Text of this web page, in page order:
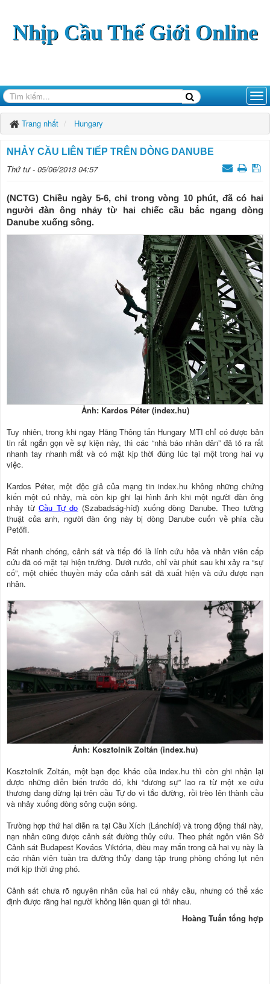
Nhịp Cầu Thế Giới Online
Trang nhất Hungary
NHẢY CẦU LIÊN TIẾP TRÊN DÒNG DANUBE
Thứ tư - 05/06/2013 04:57
(NCTG) Chiều ngày 5-6, chỉ trong vòng 10 phút, đã có hai
người đàn ông nhảy từ hai chiếc cầu bắc ngang dòng
Danube xuống sông.
Ảnh: Kardos Péter (index.hu)
Tuy nhiên, trong khi ngay Hãng Thông tấn Hungary MTI chỉ có được bản
tin rất ngắn gọn về sự kiện này, thì các “nhà báo nhân dân” đã tỏ ra rất
nhanh tay nhanh mắt và có mặt kịp thời đúng lúc tại một trong hai vụ
việc.
Kardos Péter, một độc giả của mạng tin index.hu không những chứng
kiến một cú nhảy, mà còn kịp ghi lại hình ảnh khi một người đàn ông
nhảy từCầu Tự do (Szabadság-híd) xuống dòng Danube. Theo tường
thuật của anh, người đàn ông này bị dòng Danube cuốn về phía cầu
Petőfi.
Rất nhanh chóng, cảnh sát và tiếp đó là lính cứu hỏa và nhân viên cấp
cứu đã có mặt tại hiện trường. Dưới nước, chỉ vài phút sau khi xảy ra “sự
cố”, một chiếc thuyền máy của cảnh sát đã xuất hiện và cứu được nạn
nhân.
Ảnh: Kosztolnik Zoltán (index.hu)
Kosztolnik Zoltán, một bạn đọc khác của index.hu thì còn ghi nhận lại
được những diễn biến trước đó, khi “đương sự” lao ra từ một xe cứu
thương đang dừng lại trên cầu Tự do vì tắc đường, rồi trèo lên thành cầu
và nhảy xuống dòng sông cuộn sóng.
Trường hợp thứ hai diễn ra tại Cầu Xích (Lánchíd) và trong động thái này,
nạn nhân cũng được cảnh sát đường thủy cứu. Theo phát ngôn viên Sở
Cảnh sát Budapest Kovács Viktória, điều may mắn trong cả hai vụ này là
các nhân viên tuần tra đường thủy đang tập trung phòng chống lụt nên
mới kịp thời ứng phó.
Cảnh sát chưa rõ nguyên nhân của hai cú nhảy cầu, nhưng có thể xác
định được rằng hai người không liên quan gì tới nhau.
Hoàng Tuấn tổng hợp